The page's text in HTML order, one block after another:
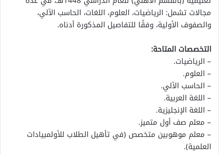
مجالات تشمل: الرياضيات، العلوم، اللغات، الحاسب الآلي،
والصفوف الأولية، وفقًا للتفاصيل المذكورة أدناه.
التخصصات المتاحة:
– الرياضيات.
– العلوم.
– الحاسب الآلي.
– اللغة العربية.
– اللغة الإنجليزية.
– معلم صف أول متميز.
– معلم موهوبين متخصص (في تأهيل الطلاب للأولمبيادات
العلمية).